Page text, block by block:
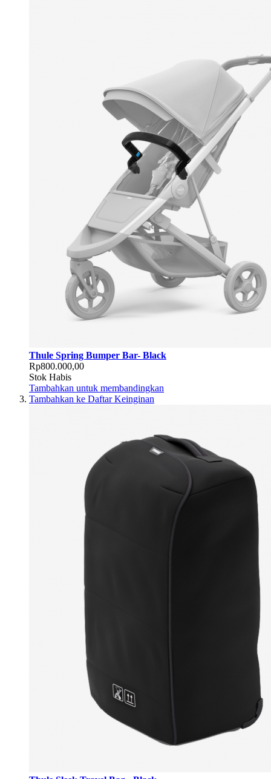
Thule Spring Bumper Bar- Black
Rp800.000,00
Stok Habis
Tambahkan untuk membandingkan
Tambahkan ke Daftar Keinginan